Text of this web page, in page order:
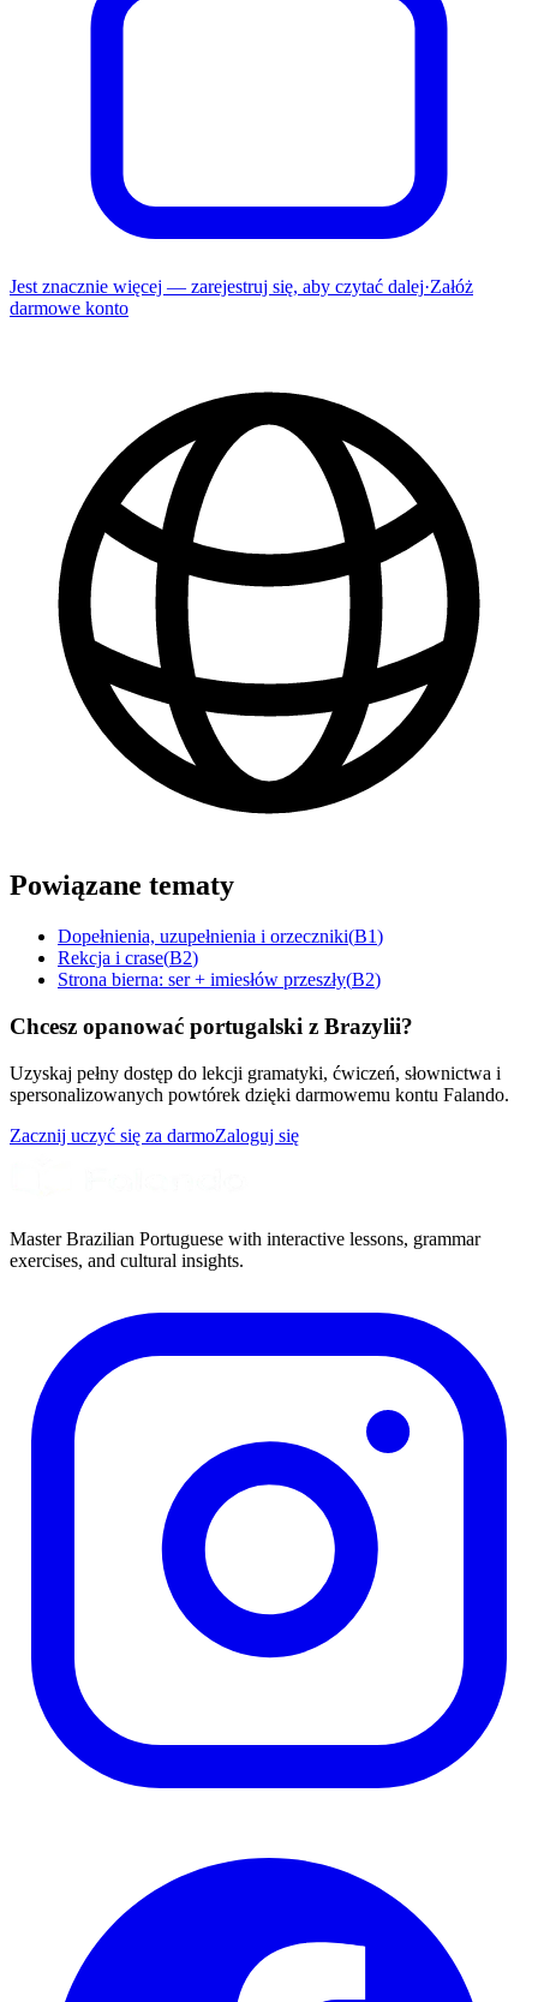
Jest znacznie więcej — zarejestruj się, aby czytać dalej·Załóż
darmowe konto
Powiązane tematy
Dopełnienia, uzupełnienia i orzeczniki(B1)
Rekcja i crase(B2)
Strona bierna: ser + imiesłów przeszły(B2)
Chcesz opanować portugalski z Brazylii?
Uzyskaj pełny dostęp do lekcji gramatyki, ćwiczeń, słownictwa i
spersonalizowanych powtórek dzięki darmowemu kontu Falando.
Zacznij uczyć się za darmoZaloguj się
Master Brazilian Portuguese with interactive lessons, grammar
exercises, and cultural insights.